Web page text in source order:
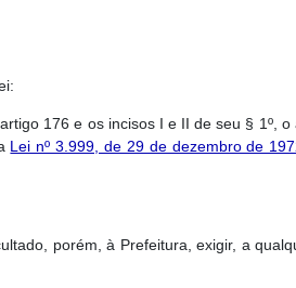
176 e os incisos I e II de seu § 1º, o
Lei nº 3.999, de 29 de dezembro de
porém, à Prefeitura, exigir, a